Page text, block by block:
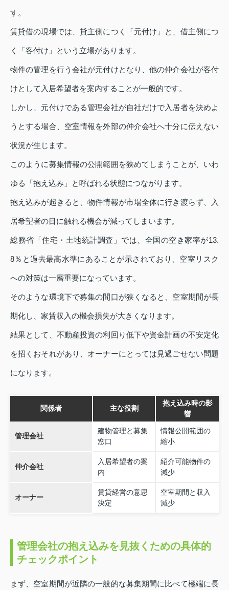
す。
賃貸借の現場では、貸主側につく「元付け」と、借主側につ
く「客付け」という立場があります。
物件の管理を行う会社が元付けとなり、他の仲介会社が客付
けとして入居希望者を案内することが一般的です。
しかし、元付けである管理会社が自社だけで入居者を決めよ
うとする場合、空室情報を外部の仲介会社へ十分に伝えない
状況が生じます。
このように募集情報の公開範囲を狭めてしまうことが、いわ
ゆる「抱え込み」と呼ばれる状態につながります。
抱え込みが起きると、物件情報が市場全体に行き渡らず、入
居希望者の目に触れる機会が減ってしまいます。
総務省「住宅・土地統計調査」では、全国の空き家率が13.
8％と過去最高水準にあることが示されており、空室リスク
への対策は一層重要になっています。
そのような環境下で募集の間口が狭くなると、空室期間が長
期化し、家賃収入の機会損失が大きくなります。
結果として、不動産投資の利回り低下や資金計画の不安定化
を招くおそれがあり、オーナーにとっては見過ごせない問題
になります。
関係者 主な役割
抱え込み時の影
響
管理会社
建物管理と募集
窓口
情報公開範囲の
縮小
仲介会社
入居希望者の案
内
紹介可能物件の
減少
オーナー
賃貸経営の意思
決定
空室期間と収入
減少
管理会社の抱え込みを見抜くための具体的
チェックポイント
まず、空室期間が近隣の一般的な募集期間に比べて極端に長